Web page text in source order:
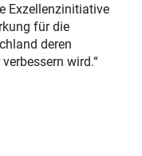
Exzellenzinitiative
für die
deren
wird.“